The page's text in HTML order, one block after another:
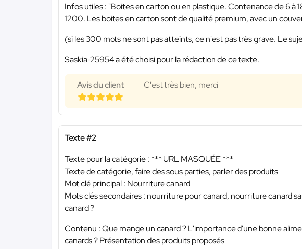
Infos utiles : "Boites en carton ou en plastique. Contenance de 6 à
1200. Les boites en carton sont de qualité premium, avec un
(si les 300 mots ne sont pas atteints, ce n'est pas très grave. Le
Saskia-25954 a été choisi pour la rédaction de ce texte.
Avis du client C'est très bien, merci
Texte #2
Texte pour la catégorie : *** URL MASQUÉE ***
Texte de catégorie, faire des sous parties, parler des produits
Mot clé principal : Nourriture canard
Mots clés secondaires : nourriture pour canard, nourriture canard
canard ?
Contenu : Que mange un canard ? L'importance d'une bonne
canards ? Présentation des produits proposés